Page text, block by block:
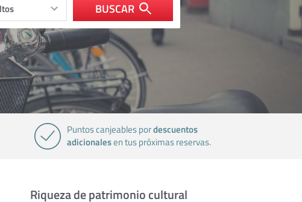
BUSCAR
Puntos canjeables pordescuentos
adicionalesen tus próximas reservas.
Riqueza de patrimonio cultural